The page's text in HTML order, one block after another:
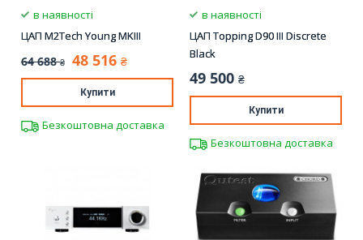
в наявності
ЦАП M2Tech Young MKIII
64 688 ₴ 48 516 ₴
Купити
Безкоштовна доставка
в наявності
ЦАП Topping D90 III Discrete
Black
49 500 ₴
Купити
Безкоштовна доставка